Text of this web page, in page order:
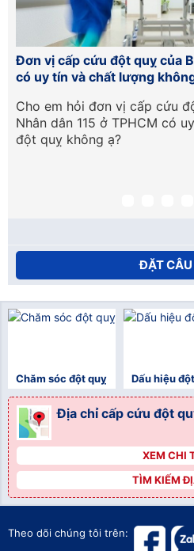
Đơn vị cấp cứu đột quỵ của
có uy tín và chất lượng
Cho em hỏi đơn vị cấp cứu
Nhân dân 115 ở TPHCM có
đột quỵ không ạ?
ĐẶT CÂU
">
Chăm sóc đột quỵ
">
Dấu hiệu
Địa chỉ cấp cứu đột
XEM CHI
TÌM KIẾM
Theo dõi chúng tôi trên: